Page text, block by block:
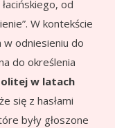
od
W kontekście
w odniesieniu do
do określenia
w latach
się z hasłami
były głoszone